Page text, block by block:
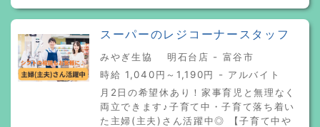
スーパーのレジコーナースタッフ
みやぎ生協 明石台店 - 富谷市
時給 1,040円～1,190円 - アルバイト
月2日の希望休あり！家事育児と無理なく
両立できます♪子育て中・子育て落ち着い
た主婦(主夫)さん活躍中◎ 【子育て中や